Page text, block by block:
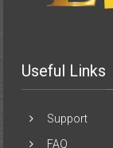
Useful Links
Support
FAQ